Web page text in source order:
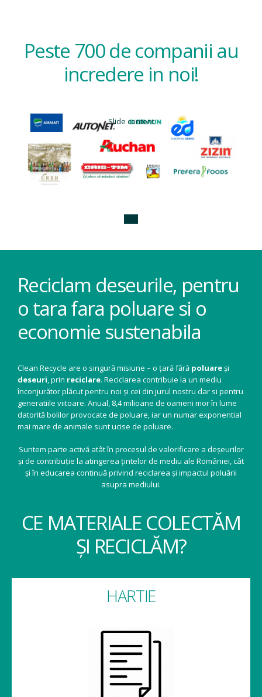
Peste 700 de companii au
incredere in noi!
Slide content
Reciclam deseurile, pentru
o tara fara poluare si o
economie sustenabila
Clean Recycle are o singură misiune – o țară fără poluareși
deseuri, prin reciclare. Reciclarea contribuie la un mediu
înconjurător plăcut pentru noi și cei din jurul nostru dar si pentru
generatiile viitoare. Anual, 8,4 milioane de oameni mor în lume
datorită bolilor provocate de poluare, iar un numar exponential
mai mare de animale sunt ucise de poluare.
Suntem parte activă atât în procesul de valorificare a deșeurilor
și de contribuție la atingerea țintelor de mediu ale României, cât
și în educarea continuă privind reciclarea și impactul poluării
asupra mediului.
CE MATERIALE COLECTĂM
ȘI RECICLĂM?
HARTIE